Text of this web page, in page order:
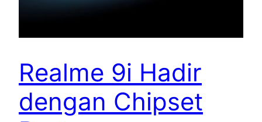
Realme 9i Hadir
dengan Chipset